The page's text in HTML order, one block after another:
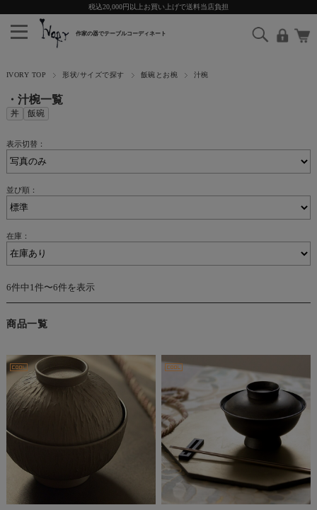
税込20,000円以上お買い上げで送料当店負担
IVORY TOP 形状/サイズで探す 飯碗とお椀 汁椀
・汁椀一覧
丼 飯碗
表示切替：
並び順：
在庫：
6件中1件〜6件を表示
商品一覧